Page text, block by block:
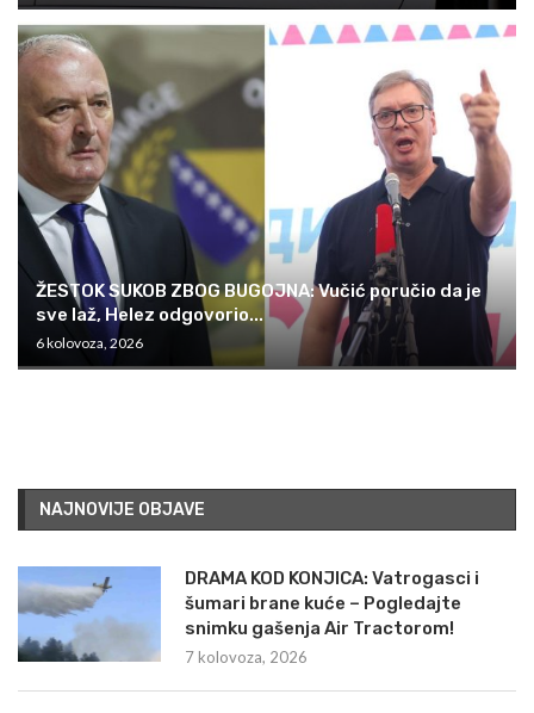
ŽESTOK SUKOB ZBOG BUGOJNA: Vučić poručio da je
sve laž, Helez odgovorio...
6 kolovoza, 2026
NAJNOVIJE OBJAVE
DRAMA KOD KONJICA: Vatrogasci i
šumari brane kuće – Pogledajte
snimku gašenja Air Tractorom!
7 kolovoza, 2026